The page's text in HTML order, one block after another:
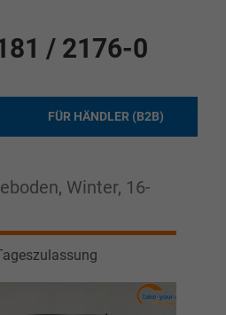
/ 2176-0
FÜR HÄNDLER (B2B)
Winter, 16-